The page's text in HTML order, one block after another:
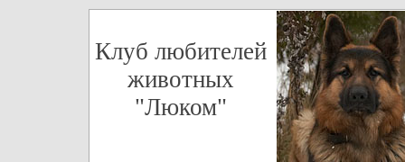
Клуб любителей
животных
"Люком"